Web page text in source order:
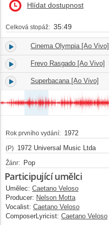
Hlídat dostupnost
Celková stopáž: 35:49
1. Cinema Olympia [Ao Vivo]
2. Frevo Rasgado [Ao Vivo]
3. Superbacana [Ao Vivo]
Rok prvního vydání: 1972
(P) 1972 Universal Music Ltda
Žánr: Pop
Participující umělci
Umělec: Caetano Veloso
Producer: Nelson Motta
Vocalist: Caetano Veloso
ComposerLyricist: Caetano Veloso